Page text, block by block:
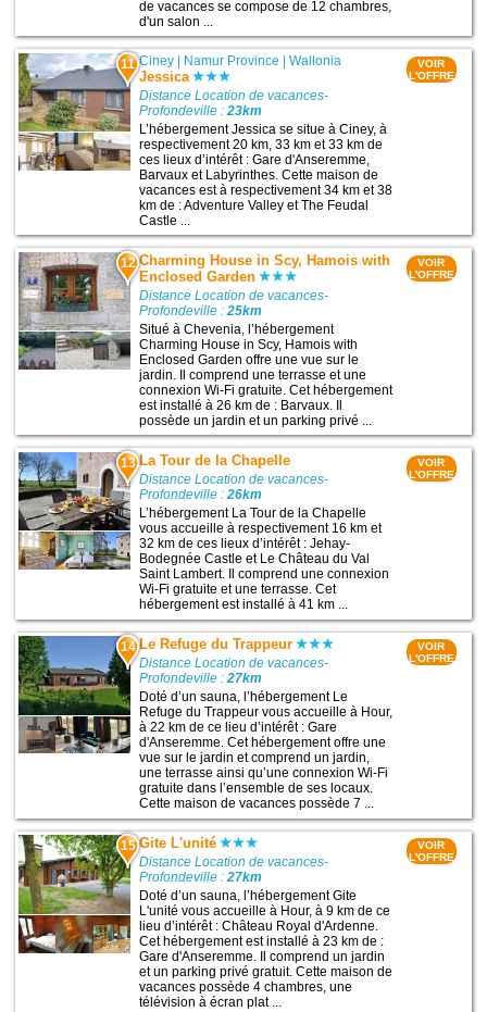
de vacances se compose de 12 chambres,
d'un salon ...
11 Ciney | Namur Province |Wallonia
Jessica
Distance Location de vacances-
Profondeville :23km
L’hébergement Jessica se situe à Ciney, à
respectivement 20 km, 33 km et 33 km de
ces lieux d’intérêt : Gare d'Anseremme,
Barvaux et Labyrinthes. Cette maison de
vacances est à respectivement 34 km et 38
km de : Adventure Valley et The Feudal
Castle ...
VOIR
L'OFFRE
12 Charming House in Scy, Hamois with
Enclosed Garden
Distance Location de vacances-
Profondeville :25km
Situé à Chevenia, l’hébergement
Charming House in Scy, Hamois with
Enclosed Garden offre une vue sur le
jardin. Il comprend une terrasse et une
connexion Wi-Fi gratuite. Cet hébergement
est installé à 26 km de : Barvaux. Il
possède un jardin et un parking privé ...
VOIR
L'OFFRE
13 La Tour de la Chapelle
Distance Location de vacances-
Profondeville :26km
L’hébergement La Tour de la Chapelle
vous accueille à respectivement 16 km et
32 km de ces lieux d’intérêt : Jehay-
Bodegnée Castle et Le Château du Val
Saint Lambert. Il comprend une connexion
Wi-Fi gratuite et une terrasse. Cet
hébergement est installé à 41 km ...
VOIR
L'OFFRE
14 Le Refuge du Trappeur
Distance Location de vacances-
Profondeville :27km
Doté d’un sauna, l’hébergement Le
Refuge du Trappeur vous accueille à Hour,
à 22 km de ce lieu d’intérêt : Gare
d'Anseremme. Cet hébergement offre une
vue sur le jardin et comprend un jardin,
une terrasse ainsi qu’une connexion Wi-Fi
gratuite dans l’ensemble de ses locaux.
Cette maison de vacances possède 7 ...
VOIR
L'OFFRE
15 Gite L'unité
Distance Location de vacances-
Profondeville :27km
Doté d’un sauna, l’hébergement Gite
L'unité vous accueille à Hour, à 9 km de ce
lieu d’intérêt : Château Royal d'Ardenne.
Cet hébergement est installé à 23 km de :
Gare d'Anseremme. Il comprend un jardin
et un parking privé gratuit. Cette maison de
vacances possède 4 chambres, une
télévision à écran plat ...
VOIR
L'OFFRE